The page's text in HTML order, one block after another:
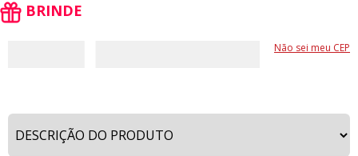
BRINDE
Não sei meu CEP